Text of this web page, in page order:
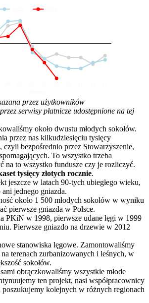
przez użytkowników
serwisy płatnicze udostępnione na tej
około dwustu młodych sokołów.
przez nas kilkudziesięciu tysięcy
czyli bezpośrednio przez Stowarzyszenie,
To wszystko trzeba
na to wszystko fundusze czy je rozliczyć.
tysięcy złotych rocznie.
jeszcze w latach 90-tych ubiegłego wieku,
jednego gniazda.
około 1 500 młodych sokołów w wyniku
pierwsze gniazda w Polsce.
PKiN w 1998, pierwsze udane lęgi w 1999
Pierwsze gniazdo na drzewie w 2012
stanowiska lęgowe. Zamontowaliśmy
terenach zurbanizowanych i leśnych, w
sokołów.
obrączkowaliśmy wszystkie młode
ten projekt, nasi współpracownicy
poszukujemy kolejnych w różnych regionach